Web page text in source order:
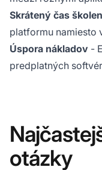
Skrátený čas
platformu namiesto
Úspora nákladov -
predplatných
otázky